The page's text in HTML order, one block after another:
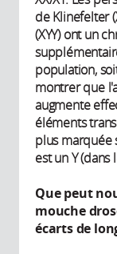
de Klinefelter
(XYY) ont un
population,
montrer que
augmente
éléments
plus marquée
est un Y (dans
Que peut
mouche
écarts de